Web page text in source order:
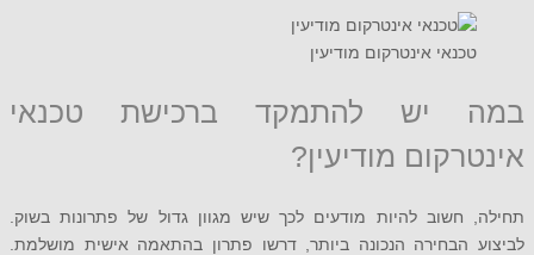
אינטרקום מודיעין
יש להתמקד ברכישת טכנאי
מודיעין?
חשוב להיות מודעים לכך שיש מגוון גדול של פתרונות בשוק.
הבחירה הנכונה ביותר, דרשו פתרון בהתאמה אישית מושלמת.